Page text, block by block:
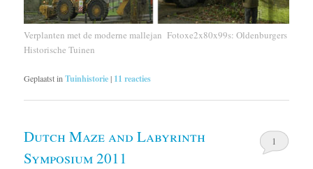
Verplanten met de moderne mallejan Fotoxe2x80x99s: Oldenburgers
Historische Tuinen
Geplaatst in Tuinhistorie| 11 reacties
Dutch Maze and Labyrinth
Symposium 2011
1